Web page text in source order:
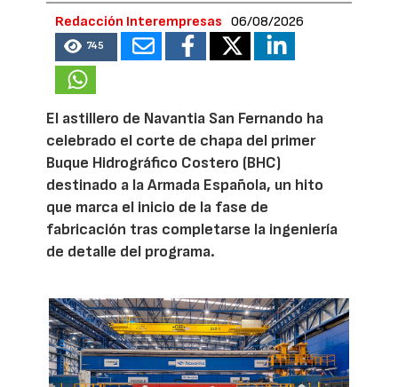
Redacción Interempresas 06/08/2026
745
El astillero de Navantia San Fernando ha
celebrado el corte de chapa del primer
Buque Hidrográfico Costero (BHC)
destinado a la Armada Española, un hito
que marca el inicio de la fase de
fabricación tras completarse la ingeniería
de detalle del programa.